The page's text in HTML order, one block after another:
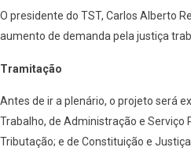
O presidente do TST, Carlos Alberto
aumento de demanda pela justiça
Tramitação
Antes de ir a plenário, o projeto será
Trabalho, de Administração e Serviço
Tributação; e de Constituição e